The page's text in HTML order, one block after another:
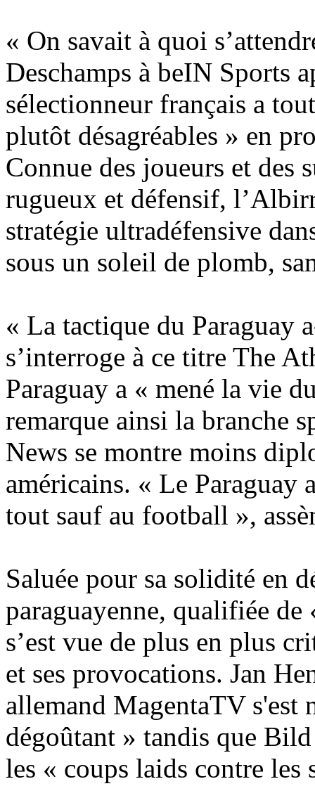
« On savait à quoi
Deschamps à beIN Sports
sélectionneur français a
plutôt désagréables » en
Connue des joueurs et des
rugueux et défensif,
stratégie ultradéfensive
sous un soleil de plomb,
« La tactique du Paraguay
s’interroge à ce titre The
Paraguay a « mené la vie
remarque ainsi la branche
News se montre moins
américains. « Le Paraguay
tout sauf au football »,
Saluée pour sa solidité en
paraguayenne, qualifiée
s’est vue de plus en plus
et ses provocations. Jan
allemand MagentaTV s'est
dégoûtant » tandis que
les « coups laids contre les